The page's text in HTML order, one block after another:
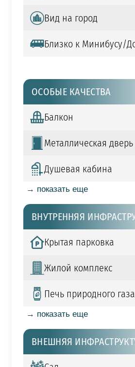
Вид на город
Близко к Минибусу/
ОСОБЫЕ КАЧЕСТВА
Балкон
Металлическая дверь
Душевая кабина
→ показать еще
ВНУТРЕННЯЯ
Крытая парковка
Жилой комплекс
Печь природного газа
→ показать еще
ВНЕШНЯЯ